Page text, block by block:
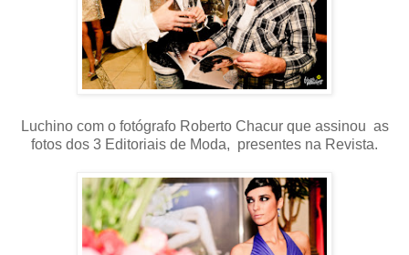
Luchino com o fotógrafo Roberto Chacur que assinou as
fotos dos 3 Editoriais de Moda, presentes na Revista.